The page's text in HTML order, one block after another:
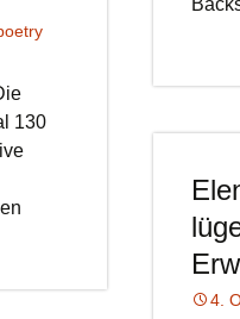
130
4.